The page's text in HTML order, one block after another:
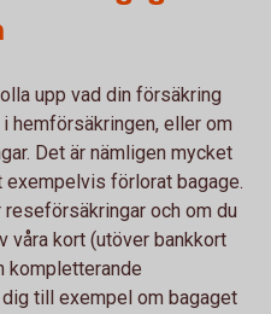
upp vad din försäkring
hemförsäkringen, eller om
Det är nämligen mycket
förlorat bagage.
och om du
våra kort (utöver bankkort
kompletterande
till exempel om bagaget